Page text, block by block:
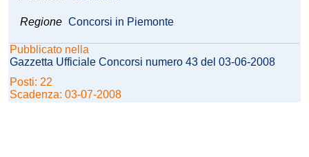
Regione Concorsi in Piemonte
Pubblicato nella
Gazzetta Ufficiale Concorsi numero 43 del 03-06-2008
Posti: 22
Scadenza: 03-07-2008